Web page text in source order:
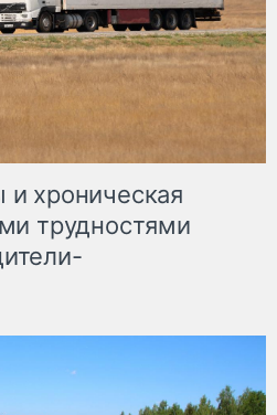
и хроническая
трудностями